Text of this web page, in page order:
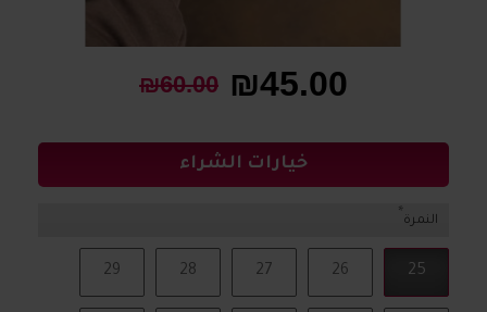
₪45.00
₪60.00
خيارات الشراء
النمرة
25
26
27
28
29